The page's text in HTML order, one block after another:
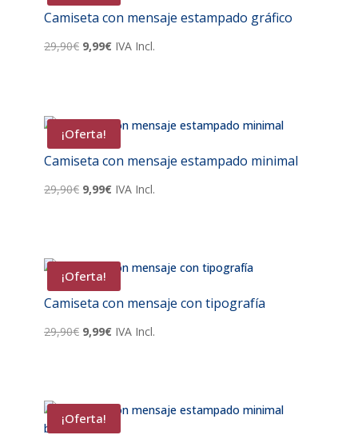
Camiseta con mensaje estampado gráfico
29,90€ El
29,90€.
9,99€El
9,99€.
IVA Incl.
¡Oferta!
Camiseta con mensaje estampado minimal
29,90€ El
29,90€.
9,99€El
9,99€.
IVA Incl.
¡Oferta!
Camiseta con mensaje con tipografía
29,90€ El
29,90€.
9,99€El
9,99€.
IVA Incl.
¡Oferta!